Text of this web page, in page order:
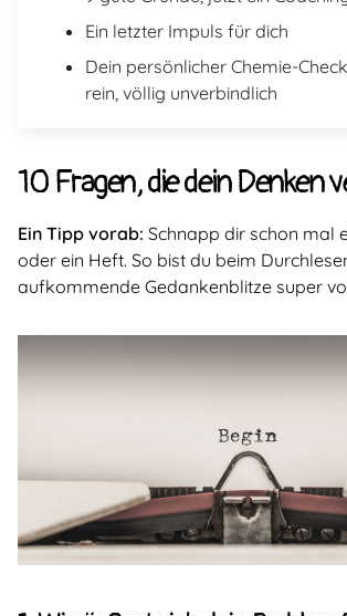
Ein letzter Impuls für dich
Dein persönlicher Chemie-
rein, völlig unverbindlich
10 Fragen, die dein Denken
Ein Tipp vorab: Schnapp dir schon mal
oder ein Heft. So bist du beim
aufkommende Gedankenblitze super